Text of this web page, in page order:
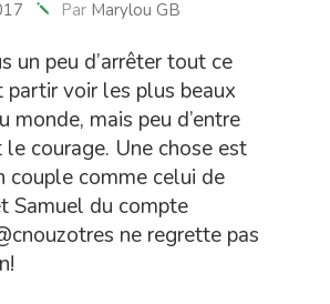
Par Marylou GB
un peu d’arrêter tout ce
partir voir les plus beaux
monde, mais peu d’entre
le courage. Une chose est
couple comme celui de
Samuel du compte
ne regrette pas